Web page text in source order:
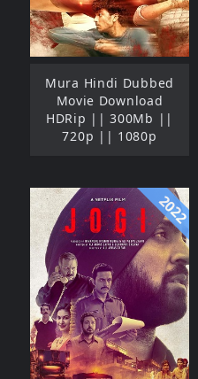
Mura Hindi Dubbed
Movie Download
HDRip || 300Mb ||
720p || 1080p
2022